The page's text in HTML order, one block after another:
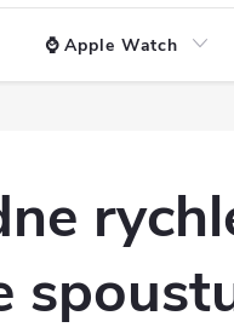
⌚ Apple Watch